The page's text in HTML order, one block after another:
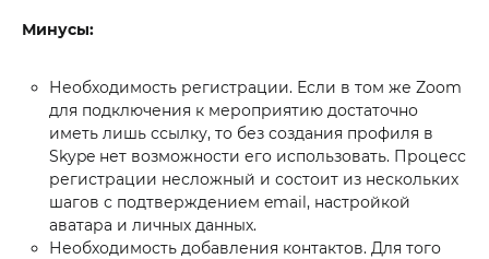
Минусы:
Необходимость регистрации. Если в том же Zoom
для подключения к мероприятию достаточно
иметь лишь ссылку, то без создания профиля в
Skype нет возможности его использовать. Процесс
регистрации несложный и состоит из нескольких
шагов с подтверждением email, настройкой
аватара и личных данных.
Необходимость добавления контактов. Для того